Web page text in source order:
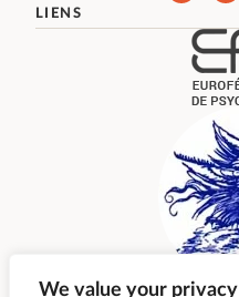
We value your privacy
LIENS